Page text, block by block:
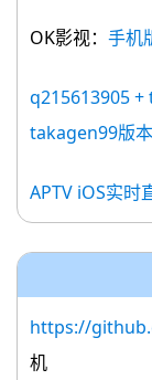
OK影视： 手机
q215613905
takagen99版
APTV iOS实时
https://
机